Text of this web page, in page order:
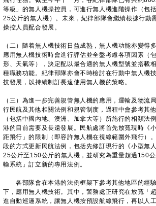
等級」的無人機操控員，可進行無人機進階操作（包
25公斤的無人機）。未來，紀律部隊會繼續根據行動
操控人員配合發展。
（二）隨着無人機技術日益成熟，無人機功能亦變得
應用無人機技術時會進行評估並全盤考慮各項因素（
形、天氣等），決定配以最合適的無人機型號並搭載
種職務功能。紀律部隊亦會不時檢討在行動中無人機
技發展，以持續制訂長遠使用無人機的策略。
（三）為進一步完善規管無人機的應用，運輸及物流
行民航及其他相關法例和規管制度，過程中會參考其
（包括中國內地、澳洲、加拿大等）所施行的相類法
港的目前需要及長遠發展。民航處將首先放寬現時《
距飛行」的限制（即容許無人機在視線範圍外飛行）
段的方式更新民航法例，包括先修訂現行的《小型無
25公斤至150公斤的無人機，並研究為重量超過150
輸系統」訂立新的專用法例。
各部隊會在本港的法例框架下參考其他地區的經
下，應用無人機技術。其中，警務處正研究在放寬「
進自動巡邏系統，讓無人機按預設航線飛行，再以人